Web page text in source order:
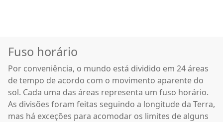
Fuso horário
Por conveniência, o mundo está dividido em 24 áreas
de tempo de acordo com o movimento aparente do
sol. Cada uma das áreas representa um fuso horário.
As divisões foram feitas seguindo a longitude da Terra,
mas há exceções para acomodar os limites de alguns